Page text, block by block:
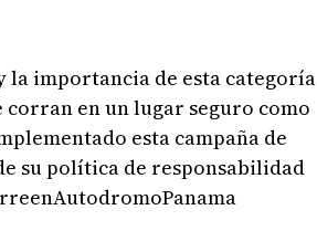
la importancia de esta categoría
en un lugar seguro como
esta campaña de
su política de responsabilidad